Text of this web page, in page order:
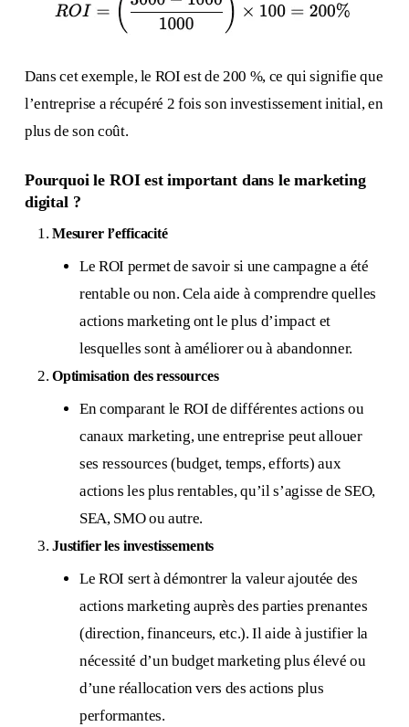
Dans cet exemple, le ROI est de 200 %, ce qui signifie que
l’entreprise a récupéré 2 fois son investissement initial, en
plus de son coût.
Pourquoi le ROI est important dans le marketing
digital ?
Mesurer l’efficacité
Le ROI permet de savoir si une campagne a été
rentable ou non. Cela aide à comprendre quelles
actions marketing ont le plus d’impact et
lesquelles sont à améliorer ou à abandonner.
Optimisation des ressources
En comparant le ROI de différentes actions ou
canaux marketing, une entreprise peut allouer
ses ressources (budget, temps, efforts) aux
actions les plus rentables, qu’il s’agisse de SEO,
SEA, SMO ou autre.
Justifier les investissements
Le ROI sert à démontrer la valeur ajoutée des
actions marketing auprès des parties prenantes
(direction, financeurs, etc.). Il aide à justifier la
nécessité d’un budget marketing plus élevé ou
d’une réallocation vers des actions plus
performantes.